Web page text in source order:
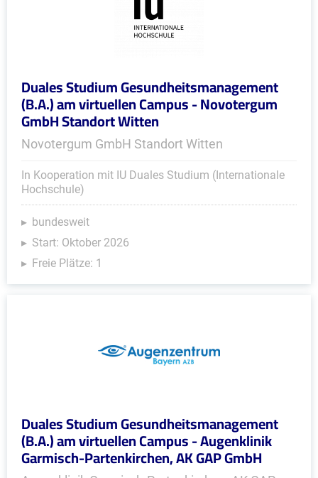
Duales Studium Gesundheitsmanagement
(B.A.) am virtuellen Campus - Novotergum
GmbH Standort Witten
Novotergum GmbH Standort Witten
In Kooperation mit IU Duales Studium (Internationale
Hochschule)
bundesweit
Start: Oktober 2026
Freie Plätze: 1
Duales Studium Gesundheitsmanagement
(B.A.) am virtuellen Campus - Augenklinik
Garmisch-Partenkirchen, AK GAP GmbH